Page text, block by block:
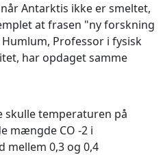
Antarktis ikke er smeltet,
at frasen "ny forskning
Professor i fysisk
har opdaget samme
temperaturen på
mængde CO -2 i
0,3 og 0,4